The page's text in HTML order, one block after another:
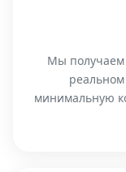
Мы получаем
минимальную